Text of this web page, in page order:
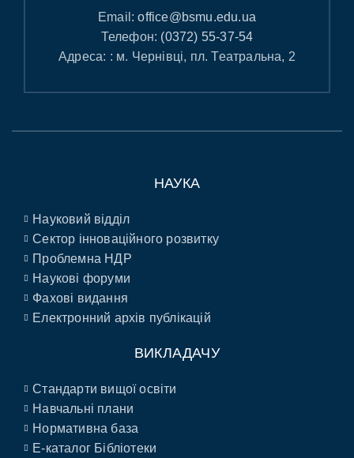
Email:office@bsmu.edu.ua
Телефон: (0372) 55-37-54
Адреса: : м. Чернівці, пл. Театральна, 2
НАУКА
Науковий відділ
Сектор інноваційного розвитку
Проблемна НДР
Наукові форуми
Фахові видання
Електронний архів публікацій
ВИКЛАДАЧУ
Стандарти вищої освіти
Навчальні плани
Нормативна база
E-каталог Бібліотеки